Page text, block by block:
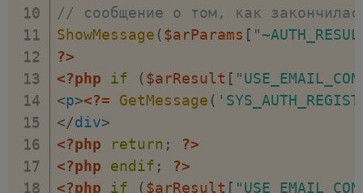
// сообщение о том, как
ShowMessage ($arParams [
?>
<?php
if ($arResult [
<p><?= GetMessage (
</div>
<?php
return ;
?>
<?php
endif ;
?>
<?php
if ($arResult [